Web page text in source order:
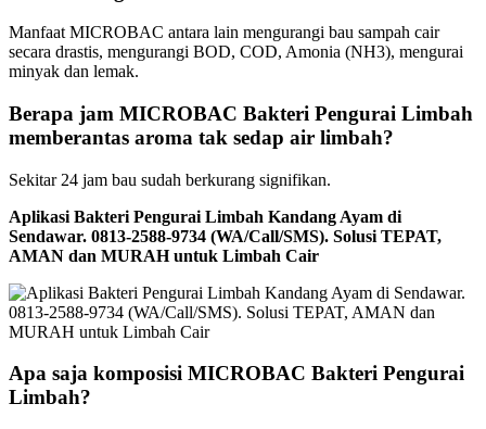
Manfaat MICROBAC antara lain mengurangi bau sampah cair
secara drastis, mengurangi BOD, COD, Amonia (NH3), mengurai
minyak dan lemak.
Berapa jam MICROBAC Bakteri Pengurai Limbah
memberantas aroma tak sedap air limbah?
Sekitar 24 jam bau sudah berkurang signifikan.
Aplikasi Bakteri Pengurai Limbah Kandang Ayam di
Sendawar. 0813-2588-9734 (WA/Call/SMS). Solusi TEPAT,
AMAN dan MURAH untuk Limbah Cair
Apa saja komposisi MICROBAC Bakteri Pengurai
Limbah?